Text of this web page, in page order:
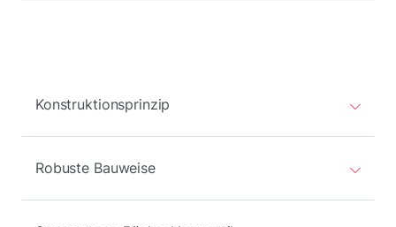
Konstruktionsprinzip
Robuste Bauweise